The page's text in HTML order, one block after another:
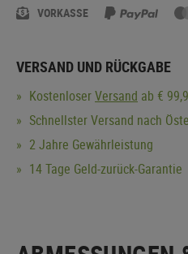
VORKASSE
VERSAND UND RÜCKGABE
KostenloserVersand ab €
Schnellster Versand nach
2 Jahre Gewährleistung
14 Tage Geld-zurück-Garantie